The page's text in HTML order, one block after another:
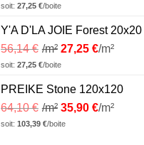
soit: 27,25 €/boite
Y'A D'LA JOIE Forest 20x20
56,14€ /m² 27,25 €/m²
soit: 27,25 €/boite
PREIKE Stone 120x120
64,10€ /m² 35,90 €/m²
soit: 103,39 €/boite